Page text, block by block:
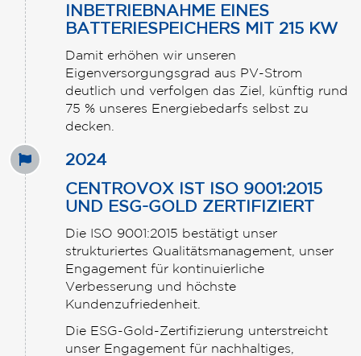
INBETRIEBNAHME EINES
BATTERIESPEICHERS MIT 215 KW
Damit erhöhen wir unseren
Eigenversorgungsgrad aus PV-Strom
deutlich und verfolgen das Ziel, künftig rund
75 % unseres Energiebedarfs selbst zu
decken.
2024
CENTROVOX IST ISO 9001:2015
UND ESG-GOLD ZERTIFIZIERT
Die ISO 9001:2015 bestätigt unser
strukturiertes Qualitätsmanagement, unser
Engagement für kontinuierliche
Verbesserung und höchste
Kundenzufriedenheit.
Die ESG-Gold-Zertifizierung unterstreicht
unser Engagement für nachhaltiges,